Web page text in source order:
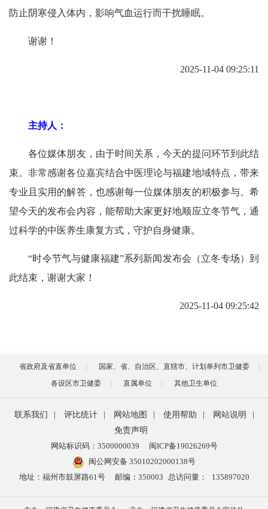
防止阴寒侵入体内，影响气血运行而干扰睡眠。
谢谢！
2025-11-04 09:25:11
主持人：
各位媒体朋友，由于时间关系，今天的提问环节到此结
束。非常感谢各位嘉宾结合中医理论与福建地域特点，带来
专业且实用的解答，也感谢每一位媒体朋友的积极参与。希
望今天的发布会内容，能帮助大家更好地顺应立冬节气，通
过科学的中医养生康复方式，守护自身健康。
“时令节气与健康福建”系列新闻发布会（立冬专场）到
此结束，谢谢大家！
2025-11-04 09:25:42
省政府及省直单位
国家、省、自治区、直辖市、计划单列市卫健委
各设区市卫健委
直属单位 其他卫生单位
联系我们 评比统计 网站地图 使用帮助 网站说明
免责声明
网站标识码：3500000039
闽ICP备19026269号
闽公网安备 35010202000138号
地址：福州市鼓屏路61号
邮编：350003 总访问量： 135897020